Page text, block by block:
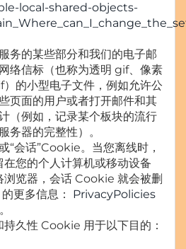
local-shared-objects-
务的某些部分和我们的电子邮
络信标（也称为透明 gif、像素
的小型电子文件，例如允许公
页面的用户或者打开邮件和其
（例如，记录某个板块的流行
务器的完整性）。
“会话”Cookie。当您离线时，
您的个人计算机或移动设备
浏览器，会话 Cookie 就会被删
更多信息： PrivacyPolicies
久性 Cookie 用于以下目的：